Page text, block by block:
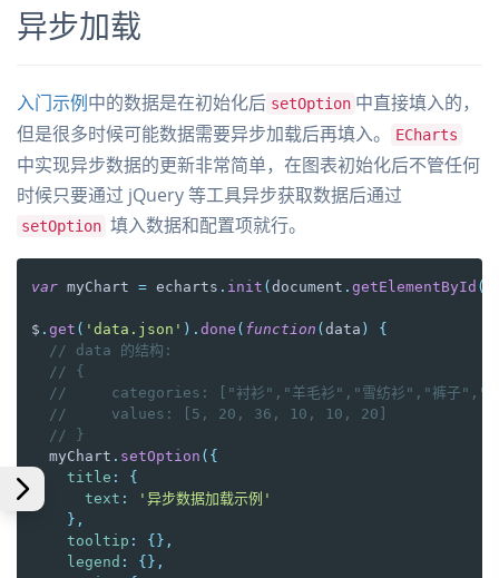
异步加载
入门示例中的数据是在初始化后 setOption 中直接填入的，
但是很多时候可能数据需要异步加载后再填入。
ECharts
中实现异步数据的更新非常简单，在图表初始化后不管任何
时候只要通过 jQuery 等工具异步获取数据后通过
setOption 填入数据和配置项就行。
var myChart = echarts . init ( document . getElementById (
$ . get ( 'data.json' ) . done ( function ( data )
{
// data 的结构:
// {
//     categories: ["衬衫","羊毛衫","雪纺衫","裤子","
//     values: [5, 20, 36, 10, 10, 20]
// }
  myChart
. setOption ( {
title :
{
text :
'异步数据加载示例'
} ,
tooltip : { } ,
legend : { } ,